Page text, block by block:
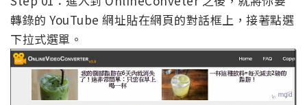
轉錄的 YouTube 網址貼在網頁的對話框上，接著點選
下拉式選單。